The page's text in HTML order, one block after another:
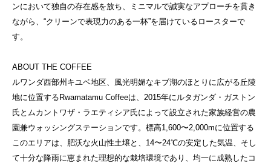
ンにおいて独自の存在感を放ち、ミニマルで誠実なアプローチを貫き
ながら、“クリーンで表現力のある一杯”を届けているロースターで
す。
ABOUT THE COFFEE
ルワンダ西部州キユベ地区、風光明媚なキブ湖のほとりに広がる丘陵
地に位置するRwamatamu Coffeeは、2015年にルタガンダ・ガストン
氏とムカントワザ・ラエティシア氏によって設立された家族経営の農
園兼ウォッシングステーションです。標高1,600〜2,000mに位置する
このエリアは、肥沃な火山性土壌と、14〜24℃の安定した気温、そし
て十分な降雨に恵まれた理想的な栽培環境であり、均一に成熟したコ